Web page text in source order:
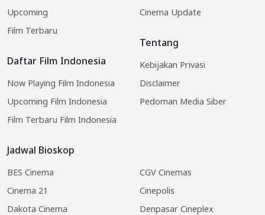
Upcoming
Film Terbaru
Daftar Film Indonesia
Now Playing Film Indonesia
Upcoming Film Indonesia
Film Terbaru Film Indonesia
Jadwal Bioskop
BES Cinema
CGV Cinemas
Cinema 21
Cinepolis
Dakota Cinema
Denpasar Cineplex
Cinema Update
Tentang
Kebijakan Privasi
Disclaimer
Pedoman Media Siber